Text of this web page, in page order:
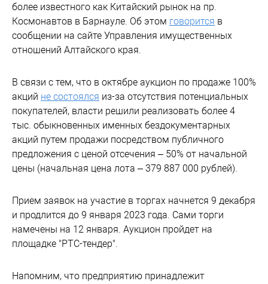
более известного как Китайский рынок на пр.
Космонавтов в Барнауле. Об этом говорится в
сообщении на сайте Управления имущественных
отношений Алтайского края.
В связи с тем, что в октябре аукцион по продаже 100%
акций не состоялся из-за отсутствия потенциальных
покупателей, власти решили реализовать более 4
тыс. обыкновенных именных бездокументарных
акций путем продажи посредством публичного
предложения с ценой отсечения – 50% от начальной
цены (начальная цена лота – 379 887 000 рублей).
Прием заявок на участие в торгах начнется 9 декабря
и продлится до 9 января 2023 года. Сами торги
намечены на 12 января. Аукцион пройдет на
площадке "РТС-тендер".
Напомним, что предприятию принадлежит